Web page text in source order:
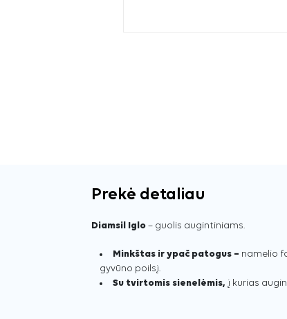
Prekė detaliau
Diamsil Iglo – guolis augintiniams.
Minkštas ir ypač patogus – namelio
gyvūno poilsį.
Su tvirtomis sienelėmis, į kurias